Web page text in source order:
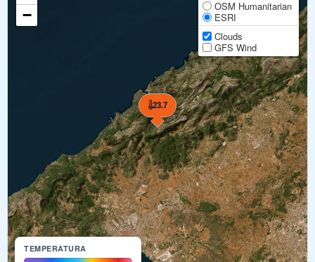
23.7
−
OSM Humanitarian
ESRI
Clouds
GFS Wind
TEMPERATURA